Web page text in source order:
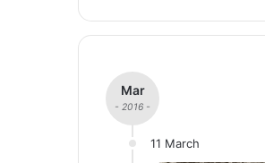
Mar
- 2016 -
11 March